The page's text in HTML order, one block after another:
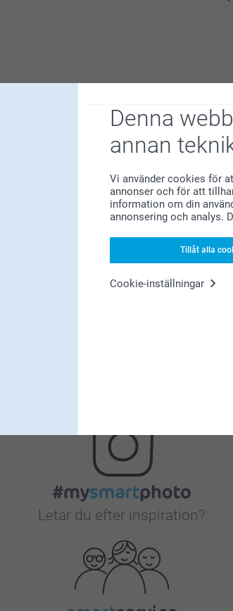
Denna
annan
Vi använder cookies för
annonser och för att
information om din
annonsering och analys.
Tillåt alla
Cookie-inställningar
smartphoto?
Nöjd kundgaranti
Letar du efter inspiration?